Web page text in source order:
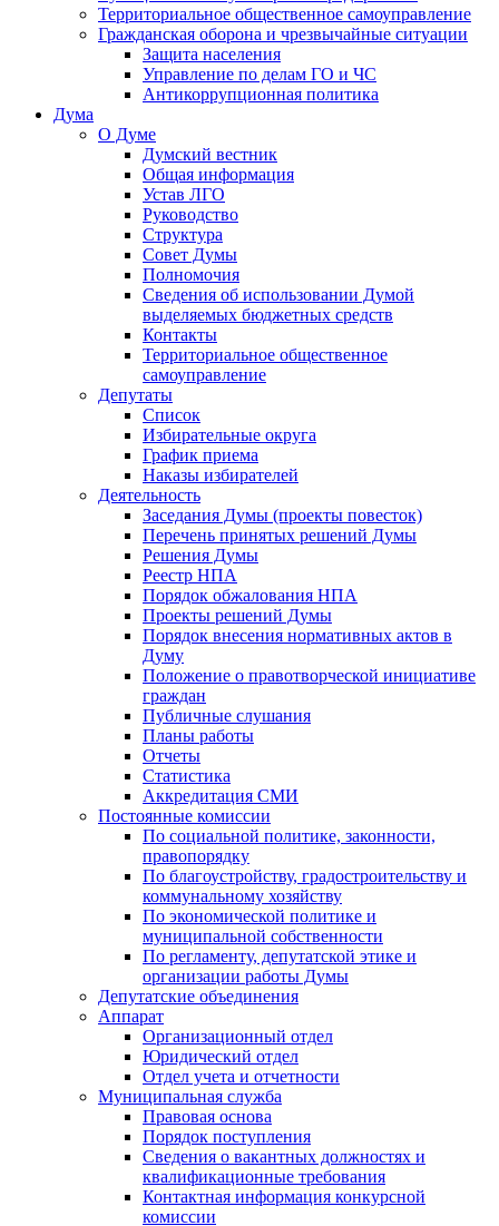
Территориальное общественное самоуправление
Гражданская оборона и чрезвычайные ситуации
Защита населения
Управление по делам ГО и ЧС
Антикоррупционная политика
Дума
О Думе
Думский вестник
Общая информация
Устав ЛГО
Руководство
Структура
Совет Думы
Полномочия
Сведения об использовании Думой
выделяемых бюджетных средств
Контакты
Территориальное общественное
самоуправление
Депутаты
Список
Избирательные округа
График приема
Наказы избирателей
Деятельность
Заседания Думы (проекты повесток)
Перечень принятых решений Думы
Решения Думы
Реестр НПА
Порядок обжалования НПА
Проекты решений Думы
Порядок внесения нормативных актов в
Думу
Положение о правотворческой инициативе
граждан
Публичные слушания
Планы работы
Отчеты
Статистика
Аккредитация СМИ
Постоянные комиссии
По социальной политике, законности,
правопорядку
По благоустройству, градостроительству и
коммунальному хозяйству
По экономической политике и
муниципальной собственности
По регламенту, депутатской этике и
организации работы Думы
Депутатские объединения
Аппарат
Организационный отдел
Юридический отдел
Отдел учета и отчетности
Муниципальная служба
Правовая основа
Порядок поступления
Сведения о вакантных должностях и
квалификационные требования
Контактная информация конкурсной
комиссии